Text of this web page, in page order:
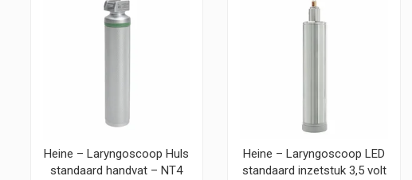
Heine – Laryngoscoop Huls
standaard handvat – NT4
Heine – Laryngoscoop LED
standaard inzetstuk 3,5 volt